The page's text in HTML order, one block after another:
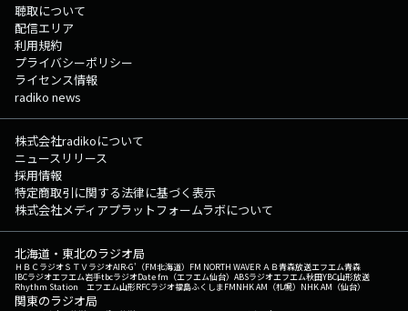
聴取について
配信エリア
利用規約
プライバシーポリシー
ライセンス情報
radiko news
株式会社radikoについて
ニュースリリース
採用情報
特定商取引に関する法律に基づく表示
株式会社メディアプラットフォームラボについて
北海道・東北のラジオ局
ＨＢＣラジオＳＴＶラジオAIR-G'（FM北海道） FM NORTH WAVEＲＡＢ青森放送エフエム青森
IBCラジオエフエム岩手tbcラジオDate fm（エフエム仙台） ABSラジオエフエム秋田YBC山形放送
Rhythm Station エフエム山形RFCラジオ福島ふくしまFMNHK AM（札幌） NHK AM（仙台）
関東のラジオ局